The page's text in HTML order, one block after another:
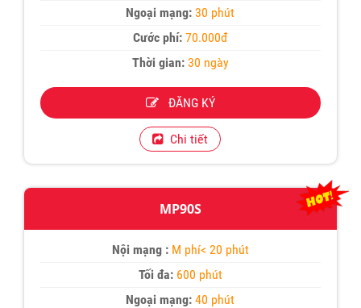
Ngoại mạng: 30 phút
Cước phí:70.000đ
Thời gian:30 ngày
ĐĂNG KÝ
Chi tiết
MP90S
Nội mạng : M phí< 20 phút
Tối đa: 600 phút
Ngoại mạng: 40 phút